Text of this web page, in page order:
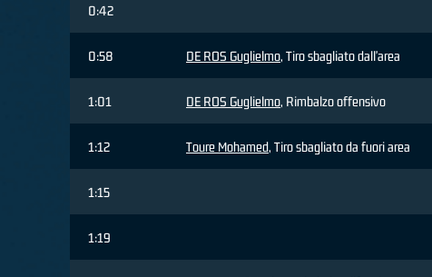
0:42
0:58 DE ROS Guglielmo, Tiro sbagliato dall'area
1:01 DE ROS Guglielmo, Rimbalzo offensivo
1:12 Toure Mohamed, Tiro sbagliato da fuori area
1:15
1:19